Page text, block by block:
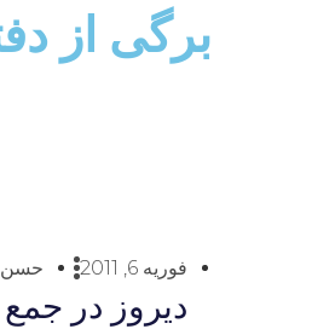
برگی از
فوریه 6, 2011 حسن
دیروز در